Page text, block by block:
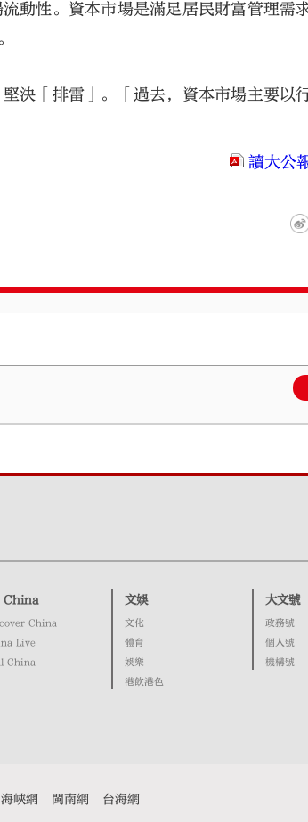
動性。資本市場是滿足居民財富管理需
決「排雷」。「過去，資本市場主要以
讀大公
China
China
Live
China
文娛
文化
體育
娛樂
港飲港色
大文號
政務號
個人號
機構號
海峽網 閩南網 台海網